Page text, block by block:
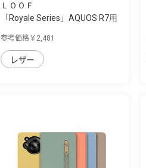
ＬＯＯＦ
「Royale Series」AQUOS R7用
参考価格￥2,481
レザー